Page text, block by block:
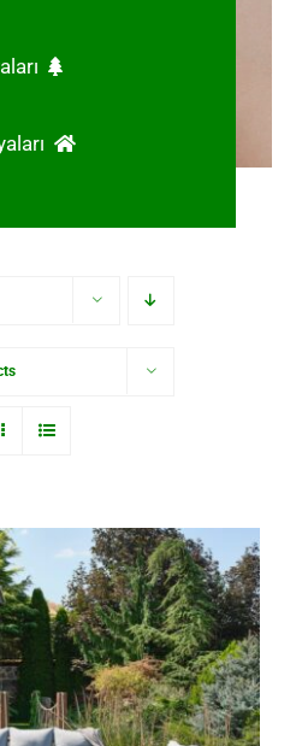
Bahçe Takımı